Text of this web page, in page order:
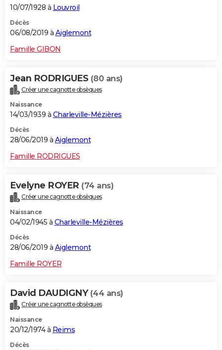
10/07/1928 à Louvroil
Décès
06/08/2019 à Aiglemont
Famille GIBON
Jean RODRIGUES (80 ans)
Créer une cagnotte obsèques
Naissance
14/03/1939 à Charleville-Mézières
Décès
28/06/2019 à Aiglemont
Famille RODRIGUES
Evelyne ROYER (74 ans)
Créer une cagnotte obsèques
Naissance
04/02/1945 à Charleville-Mézières
Décès
28/06/2019 à Aiglemont
Famille ROYER
David DAUDIGNY (44 ans)
Créer une cagnotte obsèques
Naissance
20/12/1974 à Reims
Décès